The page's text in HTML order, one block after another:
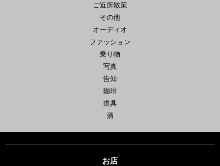
ご近所散策
その他
オーディオ
ファッション
乗り物
写真
告知
珈琲
道具
酒
お店